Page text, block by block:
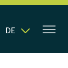
DE